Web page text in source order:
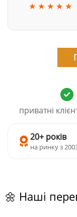
★ ★ ★ ★ ★
приватні
20+ років
на ринку з
🌼 Наші